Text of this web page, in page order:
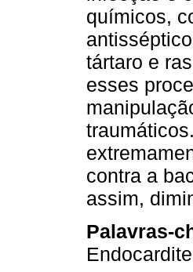
químicos,
tártaro e
esses
contra a
assim,
Palavras-